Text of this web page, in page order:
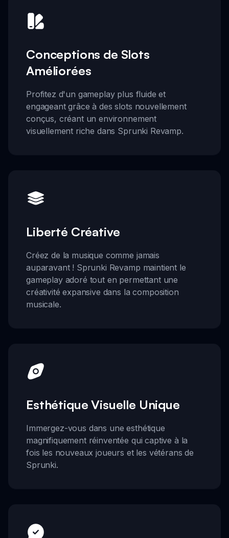
Conceptions de Slots
Améliorées
Profitez d'un gameplay plus fluide et
engageant grâce à des slots nouvellement
conçus, créant un environnement
visuellement riche dans Sprunki Revamp.
Liberté Créative
Créez de la musique comme jamais
auparavant ! Sprunki Revamp maintient le
gameplay adoré tout en permettant une
créativité expansive dans la composition
musicale.
Esthétique Visuelle Unique
Immergez-vous dans une esthétique
magnifiquement réinventée qui captive à la
fois les nouveaux joueurs et les vétérans de
Sprunki.